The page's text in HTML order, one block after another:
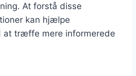
At forstå disse
kan hjælpe
at træffe mere informerede